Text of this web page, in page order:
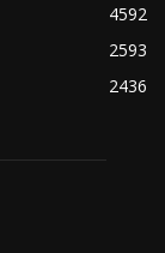
4592
2593
2436